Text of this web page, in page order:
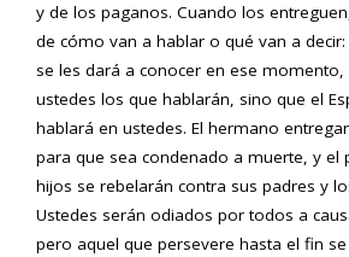
y de los paganos. Cuando los
de cómo van a hablar o qué van a
se les dará a conocer en ese
ustedes los que hablarán, sino que el
hablará en ustedes. El hermano
para que sea condenado a muerte, y el
hijos se rebelarán contra sus padres y
Ustedes serán odiados por todos a
pero aquel que persevere hasta el fin se